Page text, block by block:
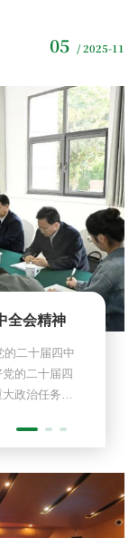
05 / 2025-11
全会精神
的二十届四中
的二十届四
政治任务。